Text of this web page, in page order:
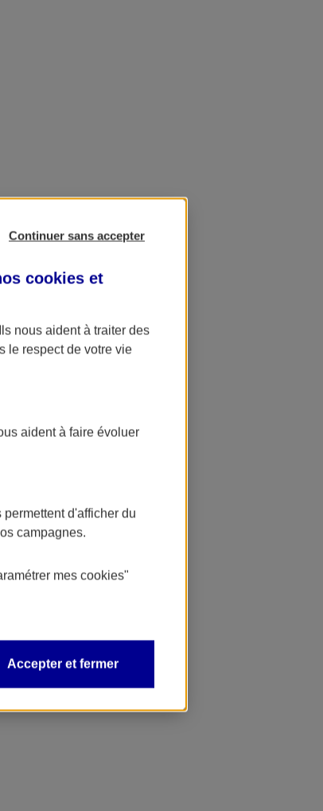
Continuer sans accepter
cookies et
nous aident à traiter des
le respect de votre vie
aident à faire évoluer
d'afficher du
campagnes.
mes cookies"
Accepter et fermer